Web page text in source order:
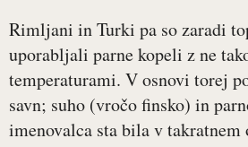
Rimljani in Turki pa so zaradi
uporabljali parne kopeli z ne
temperaturami. V osnovi torej
savn; suho (vročo finsko) in
imenovalca sta bila v